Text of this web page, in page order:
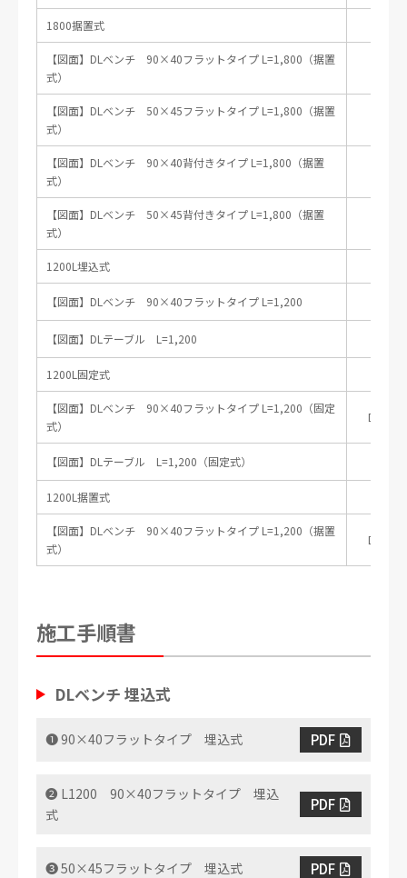
1800据置式
【図面】DLベンチ 90×40フラットタイプ L=1,800（据置
式）
【図面】DLベンチ 50×45フラットタイプ L=1,800（据置
式）
【図面】DLベンチ 90×40背付きタイプ L=1,800（据置
式）
【図面】DLベンチ 50×45背付きタイプ L=1,800（据置
式）
1200L埋込式
【図面】DLベンチ 90×40フラットタイプ L=1,200
【図面】DLテーブル L=1,200
1200L固定式
【図面】DLベンチ 90×40フラットタイプ L=1,200（固定
式）
DLB-
【図面】DLテーブル L=1,200（固定式）
1200L据置式
【図面】DLベンチ 90×40フラットタイプ L=1,200（据置
式）
DLB-
施工手順書
DLベンチ 埋込式
❶ 90×40フラットタイプ 埋込式 PDF
❷ L1200 90×40フラットタイプ 埋込
式
PDF
❸ 50×45フラットタイプ 埋込式 PDF